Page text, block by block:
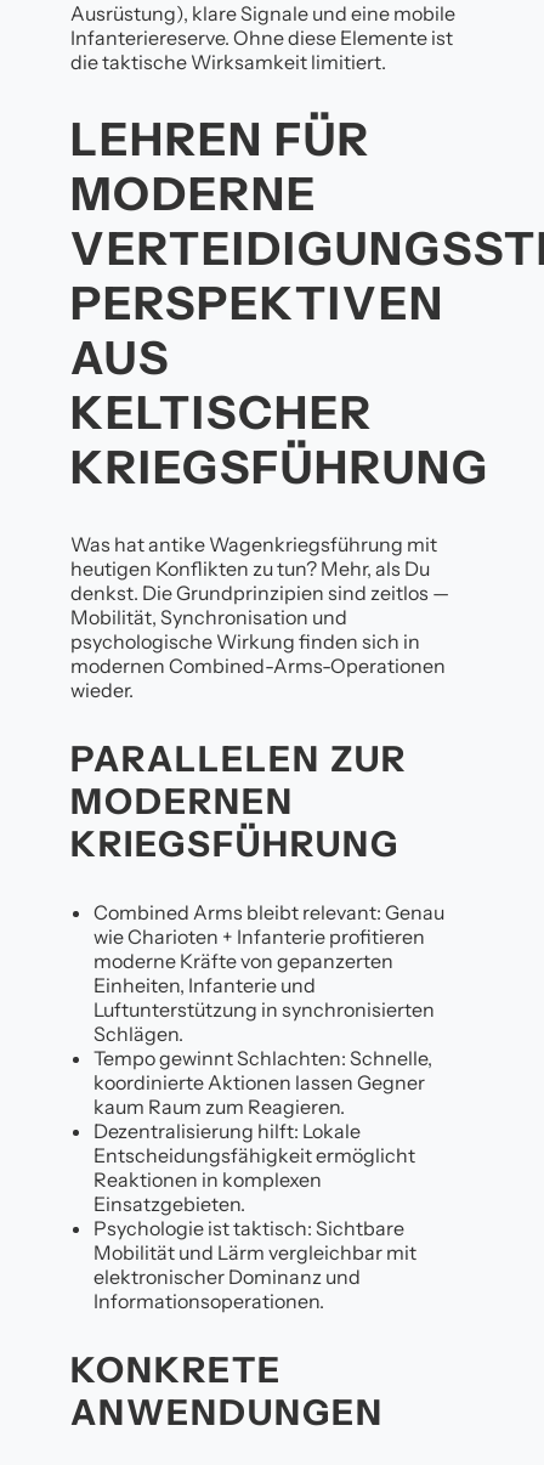
Ausrüstung), klare Signale und eine mobile
Infanteriereserve. Ohne diese Elemente ist
die taktische Wirksamkeit limitiert.
LEHREN FÜR
MODERNE
PERSPEKTIVEN
AUS
KELTISCHER
KRIEGSFÜHRUNG
Was hat antike Wagenkriegsführung mit
heutigen Konflikten zu tun? Mehr, als Du
denkst. Die Grundprinzipien sind zeitlos —
Mobilität, Synchronisation und
psychologische Wirkung finden sich in
modernen Combined-Arms-Operationen
wieder.
PARALLELEN ZUR
MODERNEN
KRIEGSFÜHRUNG
Combined Arms bleibt relevant: Genau
wie Charioten + Infanterie profitieren
moderne Kräfte von gepanzerten
Einheiten, Infanterie und
Luftunterstützung in synchronisierten
Schlägen.
Tempo gewinnt Schlachten: Schnelle,
koordinierte Aktionen lassen Gegner
kaum Raum zum Reagieren.
Dezentralisierung hilft: Lokale
Entscheidungsfähigkeit ermöglicht
Reaktionen in komplexen
Einsatzgebieten.
Psychologie ist taktisch: Sichtbare
Mobilität und Lärm vergleichbar mit
elektronischer Dominanz und
Informationsoperationen.
KONKRETE
ANWENDUNGEN